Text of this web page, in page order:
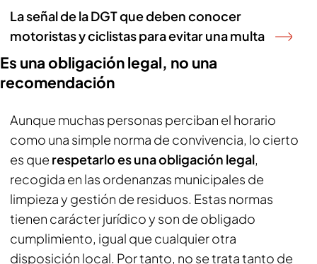
La señal de la DGT que deben conocer
motoristas y ciclistas para evitar una multa
Es una obligación legal, no una
recomendación
Aunque muchas personas perciban el horario
como una simple norma de convivencia, lo cierto
es que respetarlo es una obligación legal,
recogida en las ordenanzas municipales de
limpieza y gestión de residuos. Estas normas
tienen carácter jurídico y son de obligado
cumplimiento, igual que cualquier otra
disposición local. Por tanto, no se trata tanto de